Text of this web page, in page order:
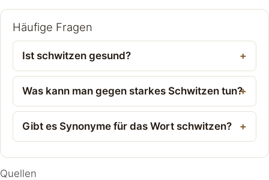
Häufige Fragen
Ist schwitzen gesund?
Was kann man gegen starkes Schwitzen tun?
Gibt es Synonyme für das Wort schwitzen?
Quellen